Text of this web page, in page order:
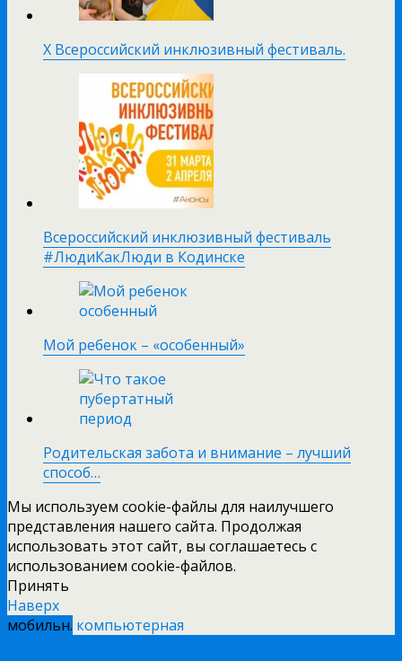
X Всероссийский инклюзивный фестиваль.
Всероссийский инклюзивный фестиваль
#ЛюдиКакЛюди в Кодинске
Мой ребенок – «особенный»
Родительская забота и внимание – лучший
способ…
Мы используем cookie-файлы для наилучшего
представления нашего сайта. Продолжая
использовать этот сайт, вы соглашаетесь с
использованием cookie-файлов.
Принять
Наверх
мобильн. компьютерная